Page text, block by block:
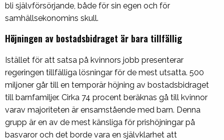
bli självförsörjande, både för sin egen och för
samhällsekonomins skull.
Höjningen av bostadsbidraget är bara tillfällig
Istället för att satsa på kvinnors jobb presenterar
regeringen tillfälliga lösningar för de mest utsatta. 500
miljoner går till en temporär höjning av bostadsbidraget
till barnfamiljer. Cirka 74 procent beräknas gå till kvinnor
varav majoriteten är ensamstående med barn. Denna
grupp är en av de mest känsliga för prishöjningar på
basvaror och det borde vara en självklarhet att